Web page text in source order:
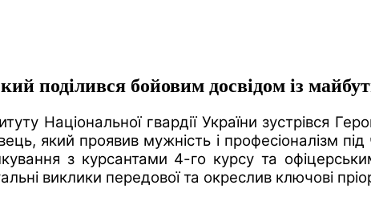
поділився бойовим досвідом із
Національної гвардії України зустрівся
який проявив мужність і професіоналізм
з курсантами 4-го курсу та
виклики передової та окреслив ключові